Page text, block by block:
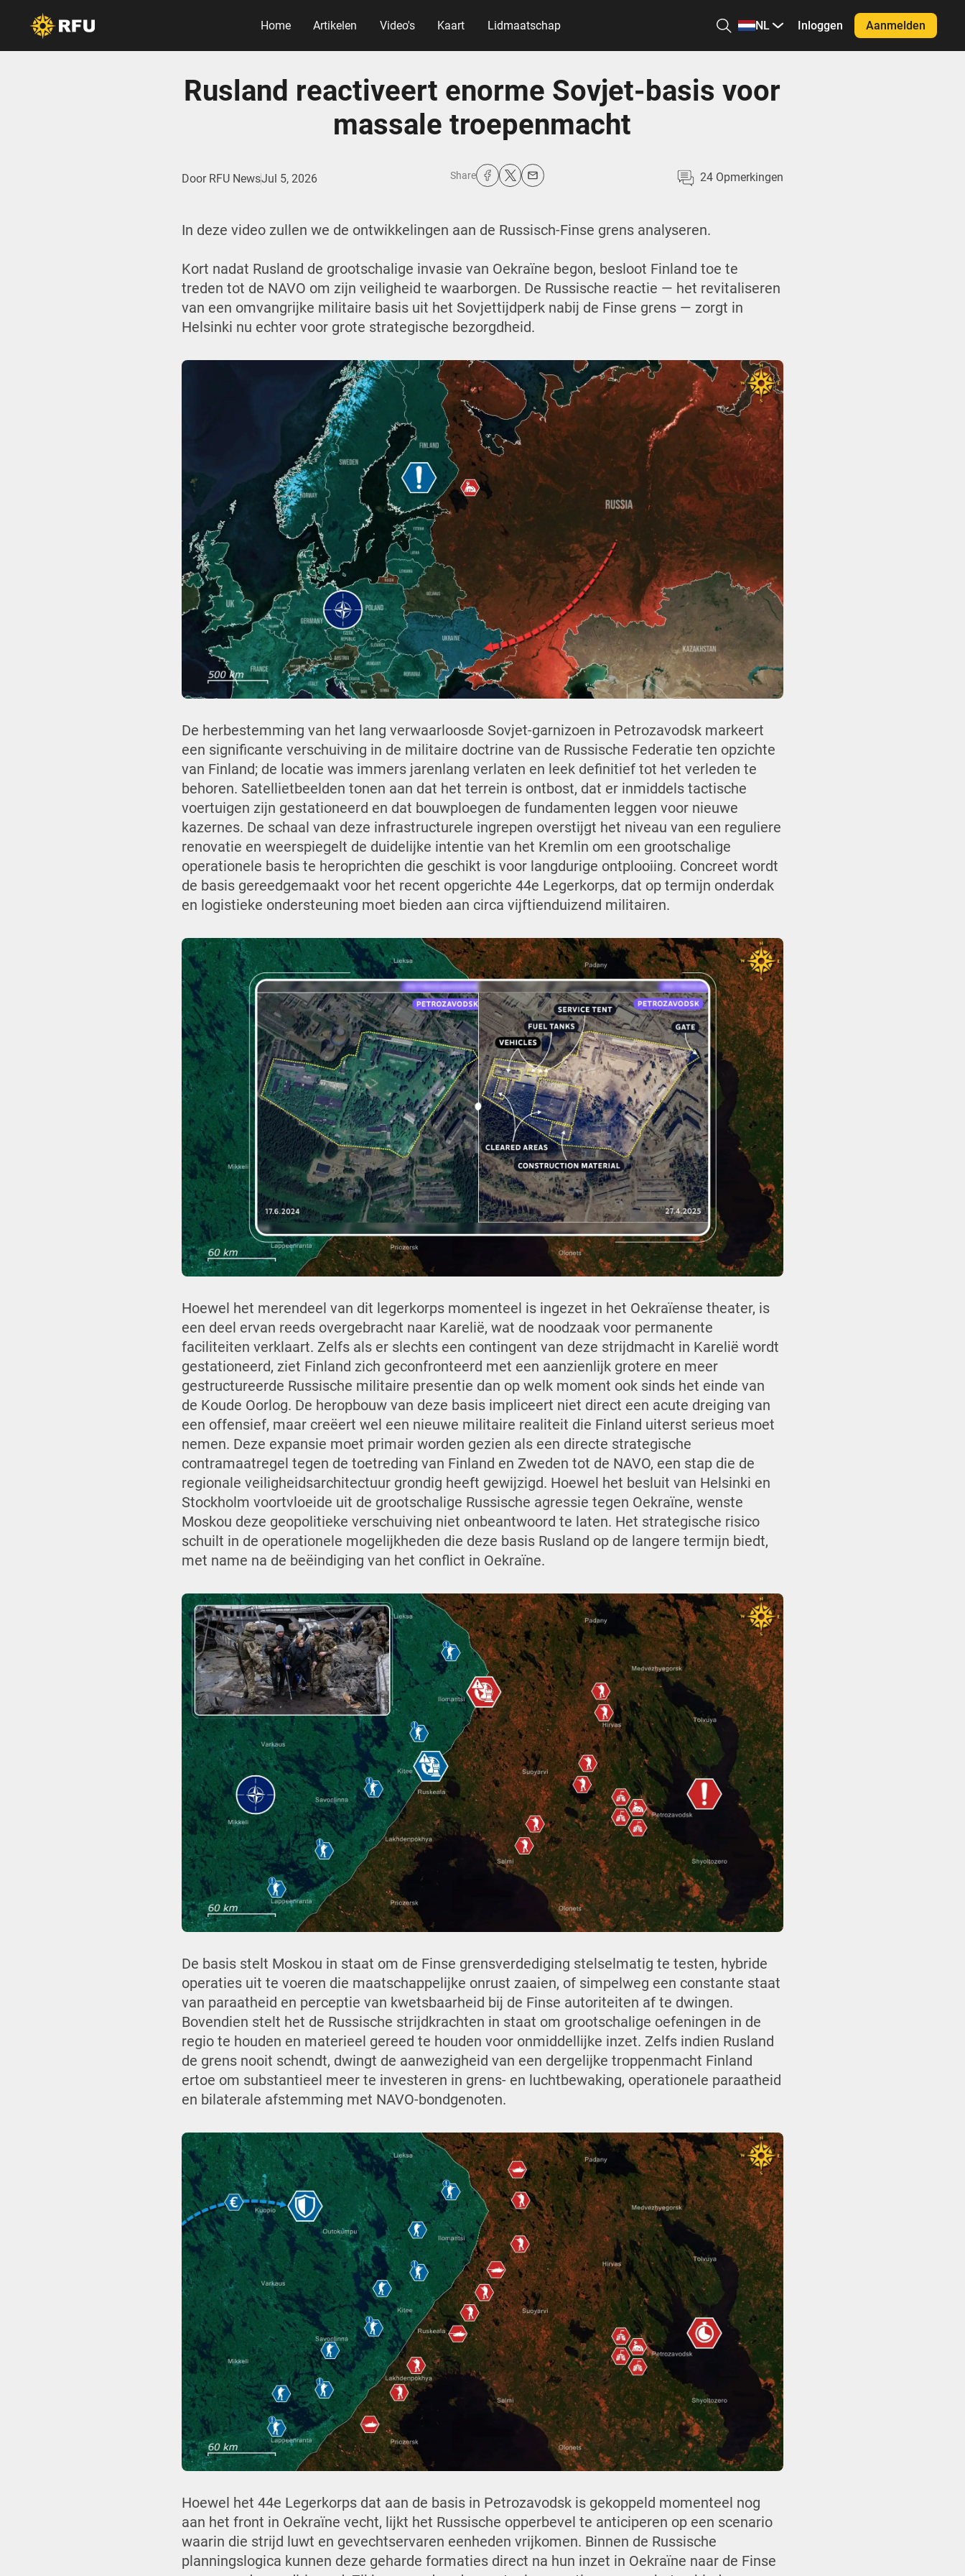
Home Artikelen Video's Kaart Lidmaatschap NL Inloggen Aanmelden
Rusland reactiveert enorme Sovjet-basis voor
massale troepenmacht
Door RFU NewsJul 5, 2026 Share 24Opmerkingen
In deze video zullen we de ontwikkelingen aan de Russisch-Finse grens analyseren.
Kort nadat Rusland de grootschalige invasie van Oekraïne begon, besloot Finland toe te
treden tot de NAVO om zijn veiligheid te waarborgen. De Russische reactie — het revitaliseren
van een omvangrijke militaire basis uit het Sovjettijdperk nabij de Finse grens — zorgt in
Helsinki nu echter voor grote strategische bezorgdheid.
De herbestemming van het lang verwaarloosde Sovjet-garnizoen in Petrozavodsk markeert
een significante verschuiving in de militaire doctrine van de Russische Federatie ten opzichte
van Finland; de locatie was immers jarenlang verlaten en leek definitief tot het verleden te
behoren. Satellietbeelden tonen aan dat het terrein is ontbost, dat er inmiddels tactische
voertuigen zijn gestationeerd en dat bouwploegen de fundamenten leggen voor nieuwe
kazernes. De schaal van deze infrastructurele ingrepen overstijgt het niveau van een reguliere
renovatie en weerspiegelt de duidelijke intentie van het Kremlin om een grootschalige
operationele basis te heroprichten die geschikt is voor langdurige ontplooiing. Concreet wordt
de basis gereedgemaakt voor het recent opgerichte 44e Legerkorps, dat op termijn onderdak
en logistieke ondersteuning moet bieden aan circa vijftienduizend militairen.
Hoewel het merendeel van dit legerkorps momenteel is ingezet in het Oekraïense theater, is
een deel ervan reeds overgebracht naar Karelië, wat de noodzaak voor permanente
faciliteiten verklaart. Zelfs als er slechts een contingent van deze strijdmacht in Karelië wordt
gestationeerd, ziet Finland zich geconfronteerd met een aanzienlijk grotere en meer
gestructureerde Russische militaire presentie dan op welk moment ook sinds het einde van
de Koude Oorlog. De heropbouw van deze basis impliceert niet direct een acute dreiging van
een offensief, maar creëert wel een nieuwe militaire realiteit die Finland uiterst serieus moet
nemen. Deze expansie moet primair worden gezien als een directe strategische
contramaatregel tegen de toetreding van Finland en Zweden tot de NAVO, een stap die de
regionale veiligheidsarchitectuur grondig heeft gewijzigd. Hoewel het besluit van Helsinki en
Stockholm voortvloeide uit de grootschalige Russische agressie tegen Oekraïne, wenste
Moskou deze geopolitieke verschuiving niet onbeantwoord te laten. Het strategische risico
schuilt in de operationele mogelijkheden die deze basis Rusland op de langere termijn biedt,
met name na de beëindiging van het conflict in Oekraïne.
De basis stelt Moskou in staat om de Finse grensverdediging stelselmatig te testen, hybride
operaties uit te voeren die maatschappelijke onrust zaaien, of simpelweg een constante staat
van paraatheid en perceptie van kwetsbaarheid bij de Finse autoriteiten af te dwingen.
Bovendien stelt het de Russische strijdkrachten in staat om grootschalige oefeningen in de
regio te houden en materieel gereed te houden voor onmiddellijke inzet. Zelfs indien Rusland
de grens nooit schendt, dwingt de aanwezigheid van een dergelijke troppenmacht Finland
ertoe om substantieel meer te investeren in grens- en luchtbewaking, operationele paraatheid
en bilaterale afstemming met NAVO-bondgenoten.
Hoewel het 44e Legerkorps dat aan de basis in Petrozavodsk is gekoppeld momenteel nog
aan het front in Oekraïne vecht, lijkt het Russische opperbevel te anticiperen op een scenario
waarin die strijd luwt en gevechtservaren eenheden vrijkomen. Binnen de Russische
planningslogica kunnen deze geharde formaties direct na hun inzet in Oekraïne naar de Finse